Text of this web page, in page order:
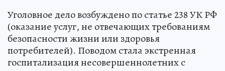
Уголовное дело возбуждено по статье 238 УК РФ
(оказание услуг, не отвечающих требованиям
безопасности жизни или здоровья
потребителей). Поводом стала экстренная
госпитализация несовершеннолетних с